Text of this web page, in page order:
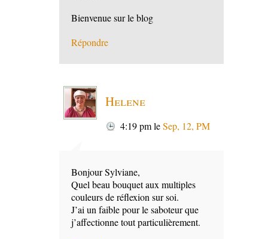
Bienvenue sur le blog
Répondre
Helene
4:19 pmleSep, 12, PM
Bonjour Sylviane,
Quel beau bouquet aux multiples
couleurs de réflexion sur soi.
J’ai un faible pour le saboteur que
j’affectionne tout particulièrement.